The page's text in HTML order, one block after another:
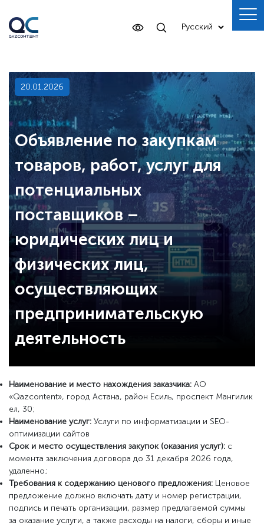
20.01.2026
Объявление по закупкам
товаров, работ, услуг для
потенциальных
поставщиков –
юридических лиц и
физических лиц,
осуществляющих
предпринимательскую
деятельность
Наименование и место нахождения заказчика: АО
«Qazcontent», город Астана, район Есиль, проспект Мангилик
ел, 30;
Наименование услуг: Услуги по информатизации и SEO-
оптимизации сайтов
Срок и место осуществления закупок(оказания услуг): с
момента заключения договора до 31 декабря 2026 года,
удаленно;
Требования к содержанию ценового предложения: Ценовое
предложение должно включать дату и номер регистрации,
подпись и печать организации, размер предлагаемой суммы
за оказание услуги, а также расходы на налоги, сборы и иные